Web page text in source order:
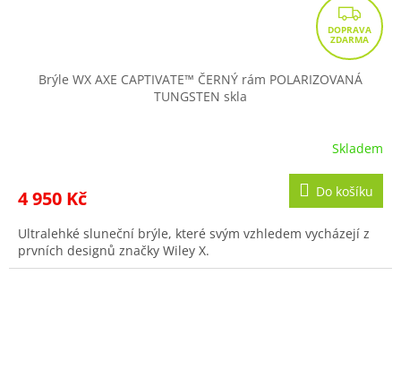
Z
D
A
R
Brýle WX AXE CAPTIVATE™ ČERNÝ rám POLARIZOVANÁ
TUNGSTEN skla
Skladem
4 950 Kč Do košíku
Ultralehké sluneční brýle, které svým vzhledem vycházejí z
prvních designů značky Wiley X.